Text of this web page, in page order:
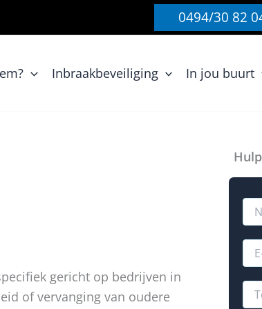
0494/30 82
Inbraakbeveiliging In jou buurt
gericht op bedrijven in
of vervanging van oudere
N
mE
aN
T